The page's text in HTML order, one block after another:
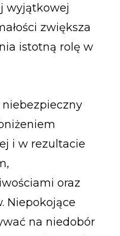
wyjątkowej
zwiększa
istotną rolę w
i w rezultacie
oraz
Niepokojące
na niedobór